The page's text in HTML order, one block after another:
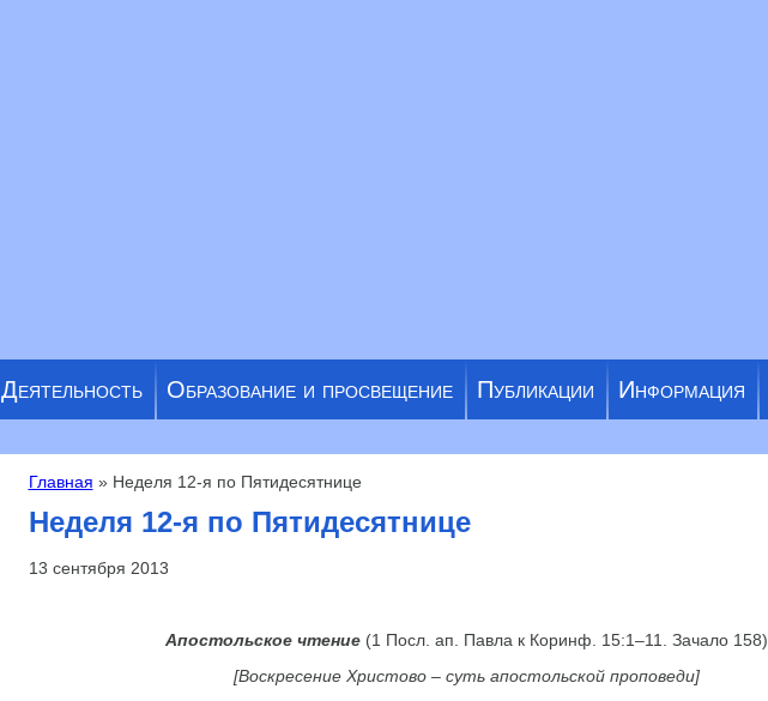
Деятельность Образование и просвещение Публикации Информация
Вы здесь
Главная » Неделя 12-я по Пятидесятнице
Неделя 12-я по Пятидесятнице
13 сентября 2013
Апостольское чтение (1 Посл. ап. Павла к Коринф. 15:1–11. Зачало 158)
[Воскресение Христово – суть апостольской проповеди]